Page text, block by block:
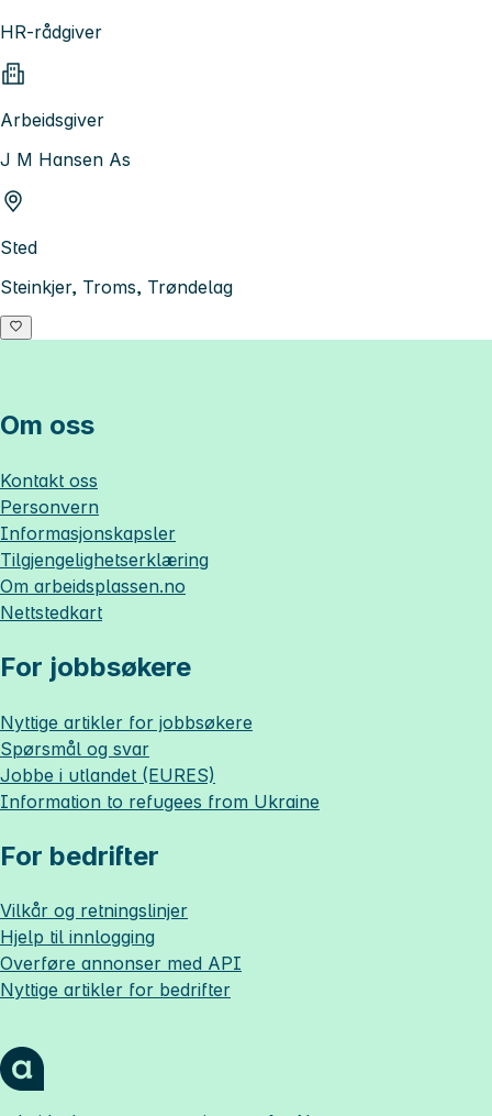
HR-rådgiver
Arbeidsgiver
J M Hansen As
Sted
Steinkjer, Troms, Trøndelag
Om oss
Kontakt oss
Personvern
Informasjonskapsler
Tilgjengelighetserklæring
Om arbeidsplassen.no
Nettstedkart
For jobbsøkere
Nyttige artikler for jobbsøkere
Spørsmål og svar
Jobbe i utlandet (EURES)
Information to refugees from Ukraine
For bedrifter
Vilkår og retningslinjer
Hjelp til innlogging
Overføre annonser med API
Nyttige artikler for bedrifter